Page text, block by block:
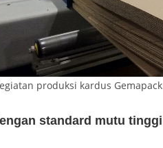
produksi kardus Gemapack
standard mutu tinggi